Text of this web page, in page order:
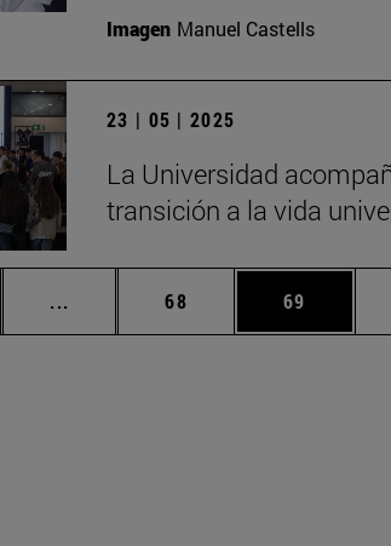
Imagen Manuel Castells
23 | 05 | 2025
La Universidad
transición a la vida
... Páginas intermedias Use TAB para
Página
68 Página
69